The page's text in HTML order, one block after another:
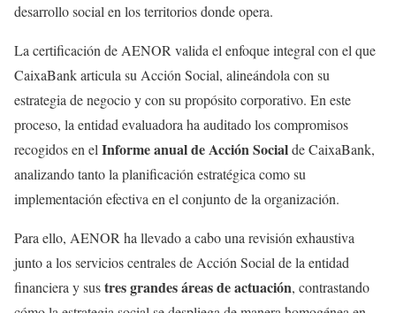
desarrollo social en los territorios donde opera.
La certificación de AENOR valida el enfoque integral con el que
CaixaBank articula su Acción Social, alineándola con su
estrategia de negocio y con su propósito corporativo. En este
proceso, la entidad evaluadora ha auditado los compromisos
recogidos en el Informe anual de Acción Socialde CaixaBank,
analizando tanto la planificación estratégica como su
implementación efectiva en el conjunto de la organización.
Para ello, AENOR ha llevado a cabo una revisión exhaustiva
junto a los servicios centrales de Acción Social de la entidad
financiera y sustres grandes áreas de actuación, contrastando